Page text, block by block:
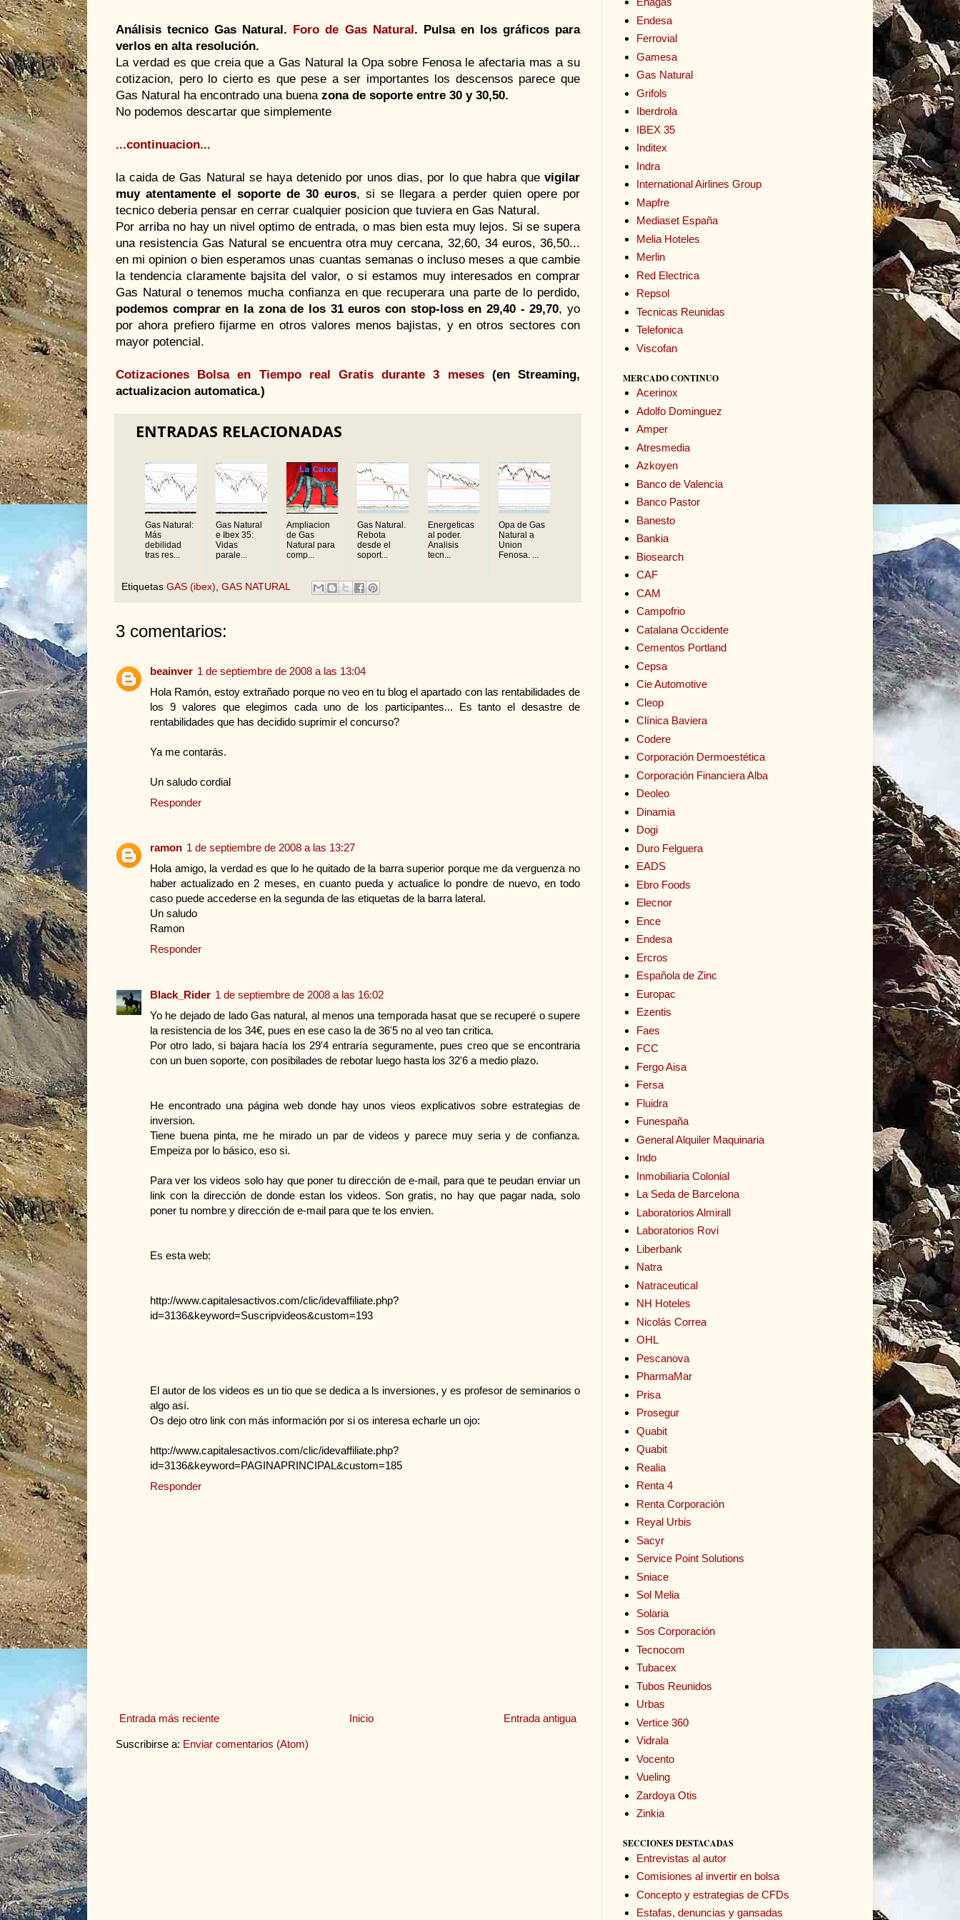
Análisis tecnico Gas Natural. Foro de Gas Natural. Pulsa en los gráficos para
verlos en alta resolución.
La verdad es que creia que a Gas Natural la Opa sobre Fenosa le afectaria mas a su
cotizacion, pero lo cierto es que pese a ser importantes los descensos parece que
Gas Natural ha encontrado una buena zona de soporte entre 30 y 30,50.
No podemos descartar que simplemente
...continuacion...
la caida de Gas Natural se haya detenido por unos dias, por lo que habra que vigilar
muy atentamente el soporte de 30 euros, si se llegara a perder quien opere por
tecnico deberia pensar en cerrar cualquier posicion que tuviera en Gas Natural.
Por arriba no hay un nivel optimo de entrada, o mas bien esta muy lejos. Si se supera
una resistencia Gas Natural se encuentra otra muy cercana, 32,60, 34 euros, 36,50...
en mi opinion o bien esperamos unas cuantas semanas o incluso meses a que cambie
la tendencia claramente bajsita del valor, o si estamos muy interesados en comprar
Gas Natural o tenemos mucha confianza en que recuperara una parte de lo perdido,
podemos comprar en la zona de los 31 euros con stop-loss en 29,40 - 29,70, yo
por ahora prefiero fijarme en otros valores menos bajistas, y en otros sectores con
mayor potencial.
Cotizaciones Bolsa en Tiempo real Gratis durante 3 meses(en Streaming,
actualizacion automatica.)
ENTRADAS RELACIONADAS
Gas Natural:
Más
debilidad
tras res...
Gas Natural
e Ibex 35:
Vidas
parale...
Ampliacion
de Gas
Natural para
comp...
Gas Natural.
Rebota
desde el
soport...
Energeticas
al poder.
Analisis
tecn...
Opa de Gas
Natural a
Union
Fenosa. ...
Etiquetas GAS (ibex) GAS NATURAL
3 comentarios:
beainver 1 de septiembre de 2008 a las 13:04
Hola Ramón, estoy extrañado porque no veo en tu blog el apartado con las rentabilidades de
los 9 valores que elegimos cada uno de los participantes... Es tanto el desastre de
rentabilidades que has decidido suprimir el concurso?
Ya me contarás.
Un saludo cordial
Responder
ramon 1 de septiembre de 2008 a las 13:27
Hola amigo, la verdad es que lo he quitado de la barra superior porque me da verguenza no
haber actualizado en 2 meses, en cuanto pueda y actualice lo pondre de nuevo, en todo
caso puede accederse en la segunda de las etiquetas de la barra lateral.
Un saludo
Ramon
Responder
Black_Rider 1 de septiembre de 2008 a las 16:02
Yo he dejado de lado Gas natural, al menos una temporada hasat que se recuperé o supere
la resistencia de los 34€, pues en ese caso la de 36'5 no al veo tan critica.
Por otro lado, si bajara hacía los 29'4 entraría seguramente, pues creo que se encontraria
con un buen soporte, con posibilades de rebotar luego hasta los 32'6 a medio plazo.
He encontrado una página web donde hay unos vieos explicativos sobre estrategias de
inversion.
Tiene buena pinta, me he mirado un par de videos y parece muy seria y de confianza.
Empeiza por lo básico, eso si.
Para ver los videos solo hay que poner tu dirección de e-mail, para que te peudan enviar un
link con la dirección de donde estan los videos. Son gratis, no hay que pagar nada, solo
poner tu nombre y dirección de e-mail para que te los envien.
Es esta web:
http://www.capitalesactivos.com/clic/idevaffiliate.php?
id=3136&keyword=Suscripvideos&custom=193
El autor de los videos es un tio que se dedica a ls inversiones, y es profesor de seminarios o
algo así.
Os dejo otro link con más información por si os interesa echarle un ojo:
http://www.capitalesactivos.com/clic/idevaffiliate.php?
id=3136&keyword=PAGINAPRINCIPAL&custom=185
Responder
Entrada más reciente Entrada antigua
Inicio
Suscribirse a: Enviar comentarios (Atom)
Endesa
Ferrovial
Gamesa
Gas Natural
Grifols
Iberdrola
IBEX 35
Inditex
Indra
International Airlines Group
Mapfre
Mediaset España
Melia Hoteles
Merlin
Red Electrica
Repsol
Tecnicas Reunidas
Telefonica
Viscofan
MERCADO CONTINUO
Acerinox
Adolfo Dominguez
Amper
Atresmedia
Azkoyen
Banco de Valencia
Banco Pastor
Banesto
Bankia
Biosearch
CAF
CAM
Campofrio
Catalana Occidente
Cementos Portland
Cepsa
Cie Automotive
Cleop
Clínica Baviera
Codere
Corporación Dermoestética
Corporación Financiera Alba
Deoleo
Dinamia
Dogi
Duro Felguera
EADS
Ebro Foods
Elecnor
Ence
Endesa
Ercros
Española de Zinc
Europac
Ezentis
Faes
FCC
Fergo Aisa
Fersa
Fluidra
Funespaña
General Alquiler Maquinaria
Indo
Inmobiliaria Colonial
La Seda de Barcelona
Laboratorios Almirall
Laboratorios Rovi
Liberbank
Natra
Natraceutical
NH Hoteles
Nicolás Correa
OHL
Pescanova
PharmaMar
Prisa
Prosegur
Quabit
Quabit
Realia
Renta 4
Renta Corporación
Reyal Urbis
Sacyr
Service Point Solutions
Sniace
Sol Melia
Solaria
Sos Corporación
Tecnocom
Tubacex
Tubos Reunidos
Urbas
Vertice 360
Vidrala
Vocento
Vueling
Zardoya Otis
Zinkia
SECCIONES DESTACADAS
Entrevistas al autor
Comisiones al invertir en bolsa
Concepto y estrategias de CFDs
Estafas, denuncias y gansadas